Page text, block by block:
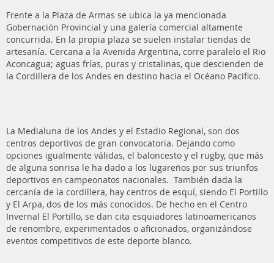
Frente a la Plaza de Armas se ubica la ya mencionada
Gobernación Provincial y una galería comercial altamente
concurrida. En la propia plaza se suelen instalar tiendas de
artesanía. Cercana a la Avenida Argentina, corre paralelo el Rio
Aconcagua; aguas frías, puras y cristalinas, que descienden de
la Cordillera de los Andes en destino hacia el Océano Pacifico.
La Medialuna de los Andes y el Estadio Regional, son dos
centros deportivos de gran convocatoria. Dejando como
opciones igualmente válidas, el baloncesto y el rugby, que más
de alguna sonrisa le ha dado a los lugareños por sus triunfos
deportivos en campeonatos nacionales. También dada la
cercanía de la cordillera, hay centros de esquí, siendo El Portillo
y El Arpa, dos de los más conocidos. De hecho en el Centro
Invernal El Portillo, se dan cita esquiadores latinoamericanos
de renombre, experimentados o aficionados, organizándose
eventos competitivos de este deporte blanco.